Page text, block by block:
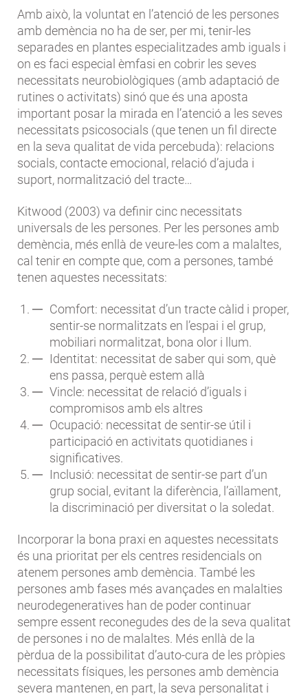
Amb això, la voluntat en l’atenció de les persones
amb demència no ha de ser, per mi, tenir-les
separades en plantes especialitzades amb iguals i
on es faci especial èmfasi en cobrir les seves
necessitats neurobiològiques (amb adaptació de
rutines o activitats) sinó que és una aposta
important posar la mirada en l’atenció a les seves
necessitats psicosocials (que tenen un fil directe
en la seva qualitat de vida percebuda): relacions
socials, contacte emocional, relació d’ajuda i
suport, normalització del tracte…
Kitwood (2003) va definir cinc necessitats
universals de les persones. Per les persones amb
demència, més enllà de veure-les com a malaltes,
cal tenir en compte que, com a persones, també
tenen aquestes necessitats:
Comfort: necessitat d’un tracte càlid i proper,
sentir-se normalitzats en l’espai i el grup,
mobiliari normalitzat, bona olor i llum.
Identitat: necessitat de saber qui som, què
ens passa, perquè estem allà
Vincle: necessitat de relació d’iguals i
compromisos amb els altres
Ocupació: necessitat de sentir-se útil i
participació en activitats quotidianes i
significatives.
Inclusió: necessitat de sentir-se part d’un
grup social, evitant la diferència, l’aïllament,
la discriminació per diversitat o la soledat.
Incorporar la bona praxi en aquestes necessitats
és una prioritat per els centres residencials on
atenem persones amb demència. També les
persones amb fases més avançades en malalties
neurodegeneratives han de poder continuar
sempre essent reconegudes des de la seva qualitat
de persones i no de malaltes. Més enllà de la
pèrdua de la possibilitat d’auto-cura de les pròpies
necessitats físiques, les persones amb demència
severa mantenen, en part, la seva personalitat i